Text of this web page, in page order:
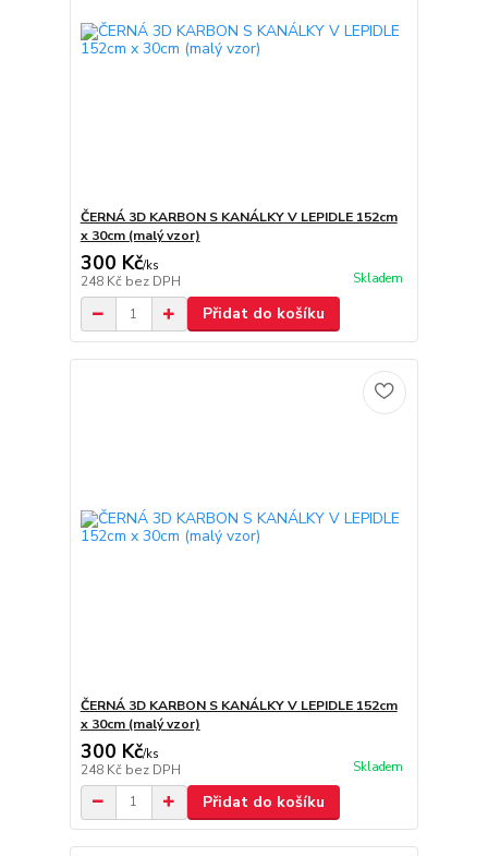
ČERNÁ 3D KARBON S KANÁLKY V LEPIDLE 152cm
x 30cm (malý vzor)
300 Kč/ks
248 Kč bez DPH Skladem
Přidat do košíku
ČERNÁ 3D KARBON S KANÁLKY V LEPIDLE 152cm
x 30cm (malý vzor)
300 Kč/ks
248 Kč bez DPH Skladem
Přidat do košíku